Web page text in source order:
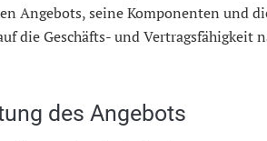
Angebots, seine Komponenten und
die Geschäfts- und Vertragsfähigkeit
des Angebots